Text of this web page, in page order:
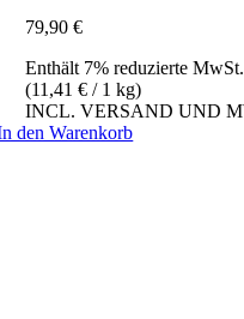
79,90€
Enthält 7% reduzierte MwSt.
(11,41€ / 1 kg)
INCL. VERSAND UND
den Warenkorb